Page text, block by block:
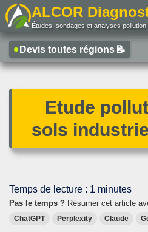
au
contenu
ALCOR
Études, sondages et analyses pollution
Devis toutes régions 📝
Etude
sols
Temps de lecture : 1 minutes
Pas le temps ? Résumer cet article
ChatGPT Perplexity Claude